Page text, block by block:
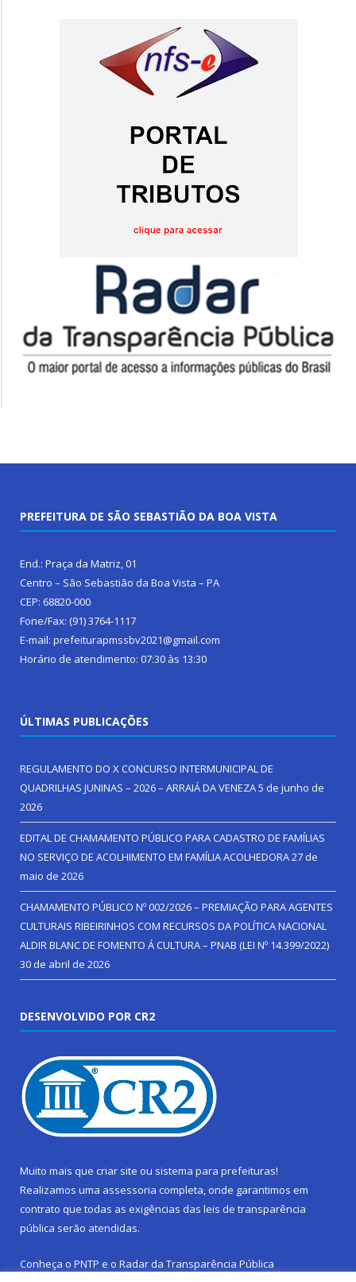
PREFEITURA DE SÃO SEBASTIÃO DA BOA VISTA
End.: Praça da Matriz, 01
Centro – São Sebastião da Boa Vista – PA
CEP: 68820-000
Fone/Fax: (91) 3764-1117
E-mail: prefeiturapmssbv2021@gmail.com
Horário de atendimento: 07:30 às 13:30
ÚLTIMAS PUBLICAÇÕES
REGULAMENTO DO X CONCURSO INTERMUNICIPAL DE
QUADRILHAS JUNINAS – 2026 – ARRAIÁ DA VENEZA5 de junho de
2026
EDITAL DE CHAMAMENTO PÚBLICO PARA CADASTRO DE FAMÍLIAS
NO SERVIÇO DE ACOLHIMENTO EM FAMÍLIA ACOLHEDORA27 de
maio de 2026
CHAMAMENTO PÚBLICO Nº 002/2026 – PREMIAÇÃO PARA AGENTES
CULTURAIS RIBEIRINHOS COM RECURSOS DA POLÍTICA NACIONAL
ALDIR BLANC DE FOMENTO Á CULTURA – PNAB (LEI Nº 14.399/2022)
30 de abril de 2026
DESENVOLVIDO POR CR2
Muito mais que criar site ou sistema para prefeituras!
Realizamos uma assessoria completa, onde garantimos em
contrato que todas as exigências das leis de transparência
pública serão atendidas.
Conheça o PNTP e o Radar da Transparência Pública